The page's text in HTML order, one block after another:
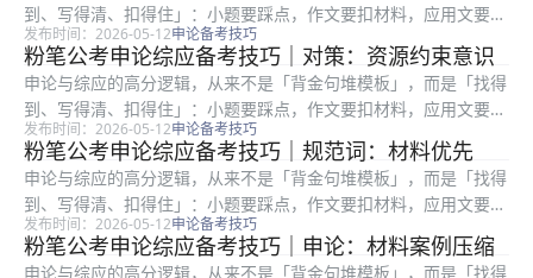
到、写得清、扣得住」：小题要踩点，作文要扣材料，应用文要顾
格式与对象。很多在职考生时间有限，更容易陷入「练了很多篇却
提分慢」：常见根因是要么通读材料浪费时间，要么要点合并过
度、要么书...
发布时间：2026-05-12申论备考技巧
粉笔公考申论综应备考技巧｜对策：资源约束意识
申论与综应的高分逻辑，从来不是「背金句堆模板」，而是「找得
到、写得清、扣得住」：小题要踩点，作文要扣材料，应用文要顾
格式与对象。很多在职考生时间有限，更容易陷入「练了很多篇却
提分慢」：常见根因是要么通读材料浪费时间，要么要点合并过
度、要么书...
发布时间：2026-05-12申论备考技巧
粉笔公考申论综应备考技巧｜规范词：材料优先
申论与综应的高分逻辑，从来不是「背金句堆模板」，而是「找得
到、写得清、扣得住」：小题要踩点，作文要扣材料，应用文要顾
格式与对象。很多在职考生时间有限，更容易陷入「练了很多篇却
提分慢」：常见根因是要么通读材料浪费时间，要么要点合并过
发布时间：2026-05-12申论备考技巧
粉笔公考申论综应备考技巧｜申论：材料案例压缩
申论与综应的高分逻辑，从来不是「背金句堆模板」，而是「找得